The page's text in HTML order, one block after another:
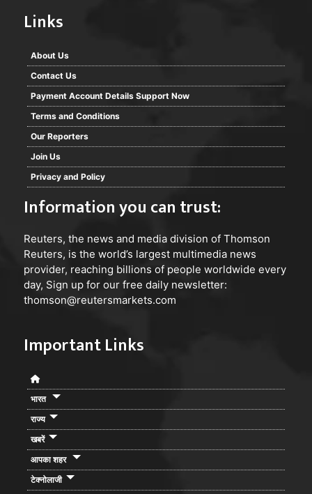
Links
About Us
Contact Us
Payment Account Details Support Now
Terms and Conditions
Our Reporters
Join Us
Privacy and Policy
Information you can trust:
Reuters, the news and media division of Thomson
Reuters, is the world’s largest multimedia news
provider, reaching billions of people worldwide every
day, Sign up for our free daily newsletter:
thomson@reutersmarkets.com
Important Links
भारत
राज्य
खबरें
आपका शहर
टेक्नोलाजी